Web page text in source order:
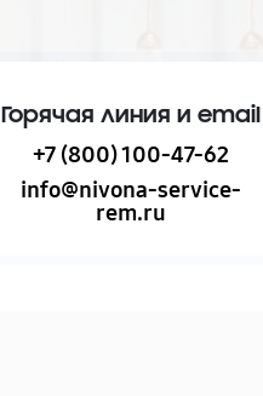
Горячая линия и email
+7 (800) 100-47-62
info@nivona-service-
rem.ru